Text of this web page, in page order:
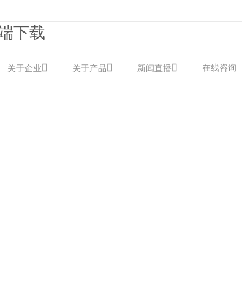
下载
关于企业 关于产品 新闻直播 在线咨询